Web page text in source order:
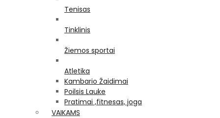
Tenisas
Tinklinis
Žiemos sportai
Atletika
Kambario Žaidimai
Poilsis Lauke
Pratimai ,fitnesas, joga
VAIKAMS